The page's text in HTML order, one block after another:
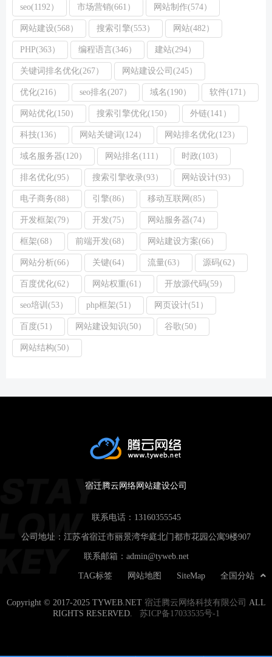
seo(1192） 市场营销(661） 网站制作(574）
网站建设(568） 搜索引擎(553） 网站(482）
PHP(363） 编程语言(346） 建站(294）
关键词排名优化(267） 网站建设公司(245）
优化(216） seo排名(207） 域名(190） 软件(171）
网站优化(150） 搜索引擎优化(150） 外链(141）
科技(136） 网站关键词(124） 网站排名优化(123）
域名服务器(120） 网站排名(111） 时政(103）
排名优化(95） 搜索引擎收录(93） 网站设计(93）
电子商务(88） 引擎(86） 移动互联网(85）
开发框架(79） 开发(75） 网站服务器(74）
框架(68） 前端开发(68） 网站建设方案(66）
网站分析(66） 关键(64） 流量(63） 源码(62）
百度优化(62） 网站权重(61） 开放源代码(59）
seo培训(53） php框架(51） 网页设计(51）
百度(51） 网站建设知识(50） 谷歌(50）
网站结构(50）
宿迁腾云网络网站建设公司
联系电话： 13160355545
公司地址：江苏省宿迁市丽景湾华庭北门都市花园公寓9楼907
联系邮箱： admin@tyweb.net
全国分站
SiteMap
网站地图
TAG标签
Copyright © 2017-2025 TYWEB.NET 宿迁腾云网络科技有限公司 ALL
RIGHTS RESERVED. 苏ICP备17033535号-1